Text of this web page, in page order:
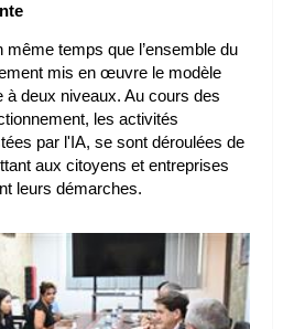
même temps que l’ensemble du
mis en œuvre le modèle
à deux niveaux. Au cours des
les activités
par l'IA, se sont déroulées de
aux citoyens et entreprises
leurs démarches.